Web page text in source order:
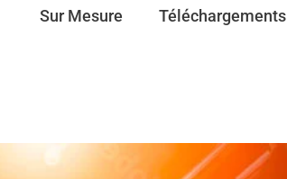
Sur Mesure Téléchargements